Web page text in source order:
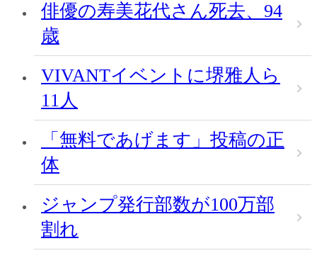
俳優の寿美花代さん死去、94
歳
VIVANTイベントに堺雅人ら
11人
「無料であげます」投稿の正
体
ジャンプ発行部数が100万部
割れ